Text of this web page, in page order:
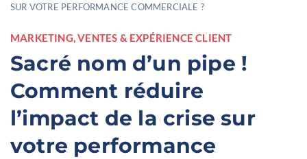
SUR VOTRE PERFORMANCE COMMERCIALE ?
MARKETING, VENTES & EXPÉRIENCE CLIENT
Sacré nom d’un pipe !
Comment réduire
l’impact de la crise sur
votre performance